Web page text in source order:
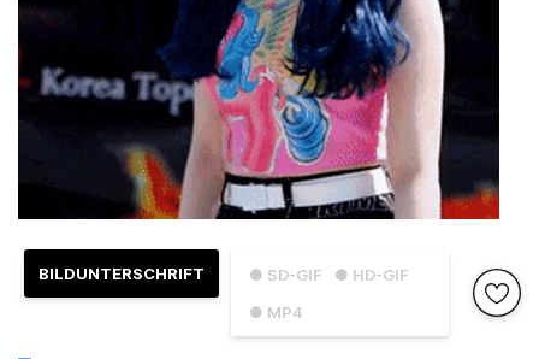
● SD-GIF
● HD-GIF
● MP4
BILDUNTERSCHRIFT